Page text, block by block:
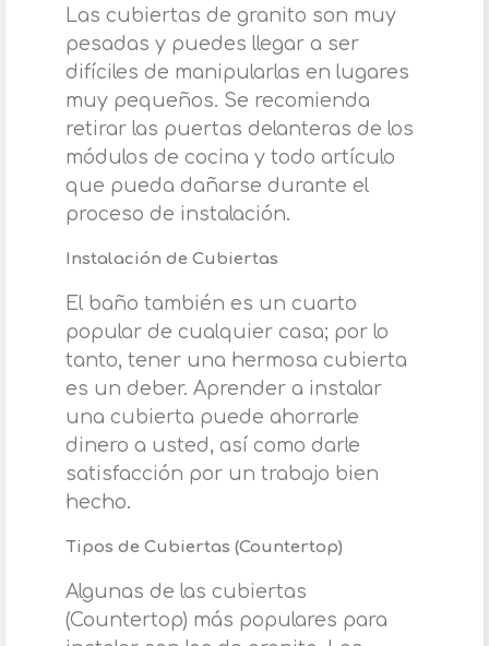
Las cubiertas de granito son muy
pesadas y puedes llegar a ser
difíciles de manipularlas en lugares
muy pequeños. Se recomienda
retirar las puertas delanteras de los
módulos de cocina y todo artículo
que pueda dañarse durante el
proceso de instalación.
Instalación de Cubiertas
El baño también es un cuarto
popular de cualquier casa; por lo
tanto, tener una hermosa cubierta
es un deber. Aprender a instalar
una cubierta puede ahorrarle
dinero a usted, así como darle
satisfacción por un trabajo bien
hecho.
Tipos de Cubiertas (Countertop)
Algunas de las cubiertas
(Countertop) más populares para